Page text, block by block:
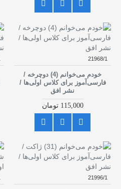
21968/1
خودم می‌خوانم (4) دوچرخه /
فارسی‌آموز برای کلاس اولی‌ها /
نشر افق
115,000 تومان
21996/1